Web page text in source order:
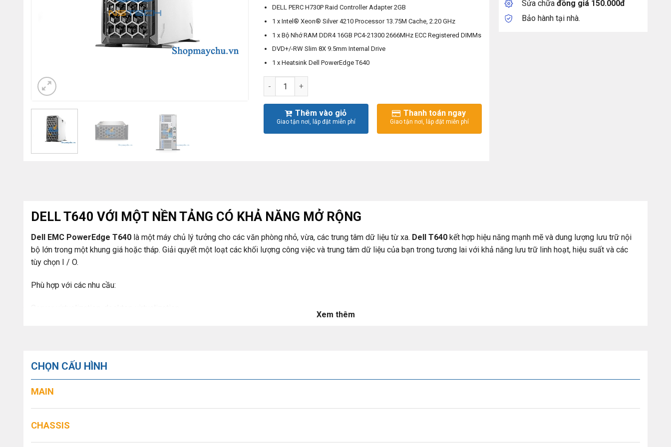
DELL PERC H730P Raid Controller Adapter 2GB
1 x Intel® Xeon® Silver 4210 Processor 13.75M Cache, 2.20 GHz
1 x Bộ Nhớ RAM DDR4 16GB PC4-21300 2666MHz ECC Registered DIMMs
DVD+/-RW Slim 8X 9.5mm Internal Drive
1 x Heatsink Dell PowerEdge T640
Máy chủ DELL EMC POWEREDGE T640 - 3.5 INCH số lượng
Thêm vào giỏ Thanh toán ngay
Sửa chữađồng giá 150.000đ
Bảo hành tại nhà.
DELL T640 VỚI MỘT NỀN TẢNG CÓ KHẢ NĂNG MỞ RỘNG
Dell EMC PowerEdge T640 là một máy chủ lý tưởng cho các văn phòng nhỏ, vừa, các trung tâm dữ liệu từ xa. Dell T640 kết hợp hiệu năng mạnh mẽ và dung lượng lưu trữ nội
bộ lớn trong một khung giá hoặc tháp. Giải quyết một loạt các khối lượng công việc và trung tâm dữ liệu của bạn trong tương lai với khả năng lưu trữ linh hoạt, hiệu suất và các
tùy chọn I / O.
Phù hợp với các nhu cầu:
Applications and imaging for medical, finance, education and science
ERP, CRM, HPC
Software-defined technologies
DELL T640 VỚI TÍNH LINH HOẠT CAO HƠN
Đáp ứng nhu cầu kinh doanh phát triển với kiến ​​trúc kinh doanh có thể mở rộng củaDell EMC T640. Đẩy nhanh tốc độ làm việc đòi hỏi và kế hoạch tăng trưởng trong tương lai với
Xem thêm
CHỌN CẤU HÌNH
MAIN
CHASSIS